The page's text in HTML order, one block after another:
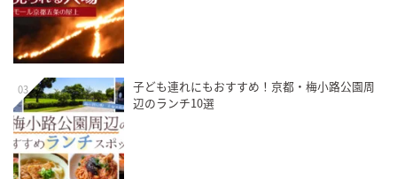
03
子ども連れにもおすすめ！京都・梅小路公園周
辺のランチ10選